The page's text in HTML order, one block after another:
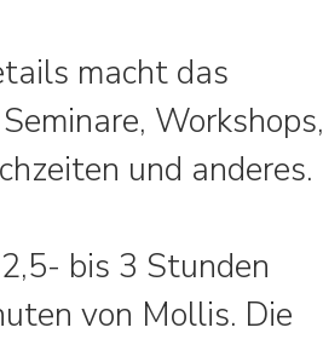
macht das
Workshops,
und anderes.
bis 3 Stunden
von Mollis. Die